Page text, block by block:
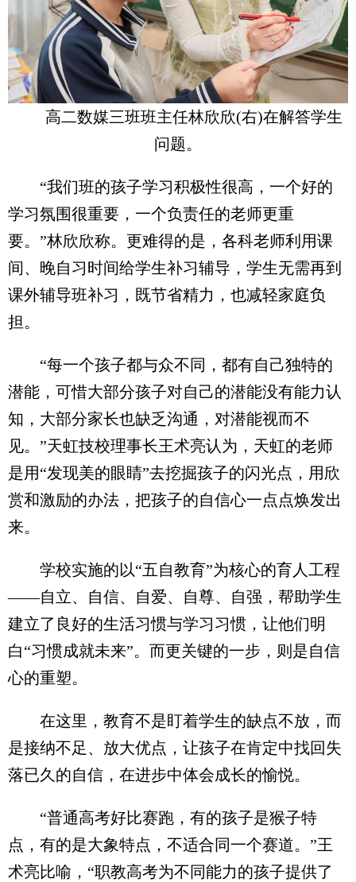
高二数媒三班班主任林欣欣(右)在解答学生
问题。
“我们班的孩子学习积极性很高，一个好的
学习氛围很重要，一个负责任的老师更重
要。”林欣欣称。更难得的是，各科老师利用课
间、晚自习时间给学生补习辅导，学生无需再到
课外辅导班补习，既节省精力，也减轻家庭负
担。
“每一个孩子都与众不同，都有自己独特的
潜能，可惜大部分孩子对自己的潜能没有能力认
知，大部分家长也缺乏沟通，对潜能视而不
见。”天虹技校理事长王术亮认为，天虹的老师
是用“发现美的眼睛”去挖掘孩子的闪光点，用欣
赏和激励的办法，把孩子的自信心一点点焕发出
来。
学校实施的以“五自教育”为核心的育人工程
——自立、自信、自爱、自尊、自强，帮助学生
建立了良好的生活习惯与学习习惯，让他们明
白“习惯成就未来”。而更关键的一步，则是自信
心的重塑。
在这里，教育不是盯着学生的缺点不放，而
是接纳不足、放大优点，让孩子在肯定中找回失
落已久的自信，在进步中体会成长的愉悦。
“普通高考好比赛跑，有的孩子是猴子特
点，有的是大象特点，不适合同一个赛道。”王
术亮比喻，“职教高考为不同能力的孩子提供了